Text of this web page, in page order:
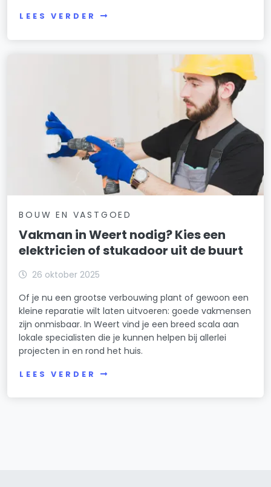
LEES VERDER
BOUW EN VASTGOED
Vakman in Weert nodig? Kies een
elektricien of stukadoor uit de buurt
26 oktober 2025
Of je nu een grootse verbouwing plant of gewoon een
kleine reparatie wilt laten uitvoeren: goede vakmensen
zijn onmisbaar. In Weert vind je een breed scala aan
lokale specialisten die je kunnen helpen bij allerlei
projecten in en rond het huis.
LEES VERDER